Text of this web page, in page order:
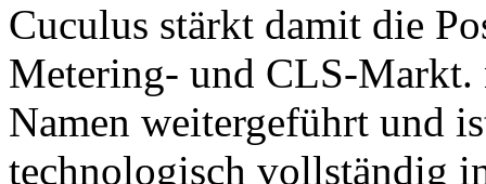
Cuculus stärkt damit die
Metering- und CLS-Markt.
Namen weitergeführt und
technologisch vollständig